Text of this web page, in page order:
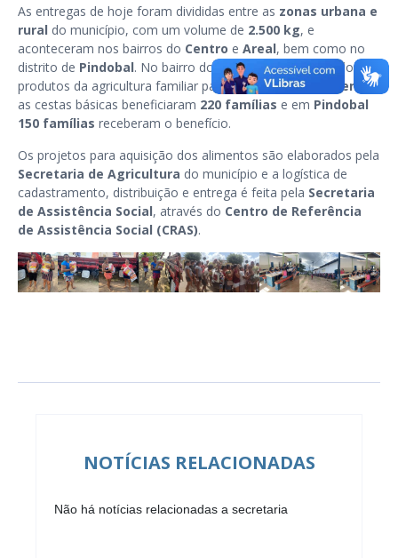
As entregas de hoje foram divididas entre as zonas urbana e
rural do município, com um volume de 2.500 kg, e
aconteceram nos bairros do Centro e Areal, bem como no
distrito de Pindobal. No bairro do Areal foram distribuídos
produtos da agricultura familiar para190 famílias
Centro
as cestas básicas beneficiaram 220 famílias e em Pindobal
150 famílias receberam o benefício.
Os projetos para aquisição dos alimentos são elaborados pela
Secretaria de Agricultura do município e a logística de
cadastramento, distribuição e entrega é feita pela Secretaria
de Assistência Social, através do Centro de Referência
de Assistência Social (CRAS).
NOTÍCIAS RELACIONADAS
Não há notícias relacionadas a secretaria